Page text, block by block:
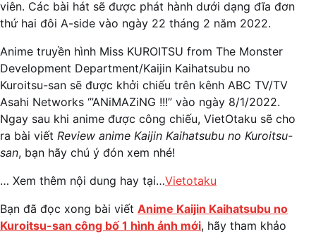
viên. Các bài hát sẽ được phát hành dưới dạng đĩa đơn
thứ hai đôi A-side vào ngày 22 tháng 2 năm 2022.
Anime truyền hình Miss KUROITSU from The Monster
Development Department/Kaijin Kaihatsubu no
Kuroitsu-san sẽ được khởi chiếu trên kênh ABC TV/TV
Asahi Networks ‘”ANiMAZiNG !!!” vào ngày 8/1/2022.
Ngay sau khi anime được công chiếu, VietOtaku sẽ cho
ra bài viết Review anime Kaijin Kaihatsubu no Kuroitsu-
san, bạn hãy chú ý đón xem nhé!
… Xem thêm nội dung hay tại…Vietotaku
Bạn đã đọc xong bài viết Anime Kaijin Kaihatsubu no
Kuroitsu-san công bố 1 hình ảnh mới, hãy tham khảo